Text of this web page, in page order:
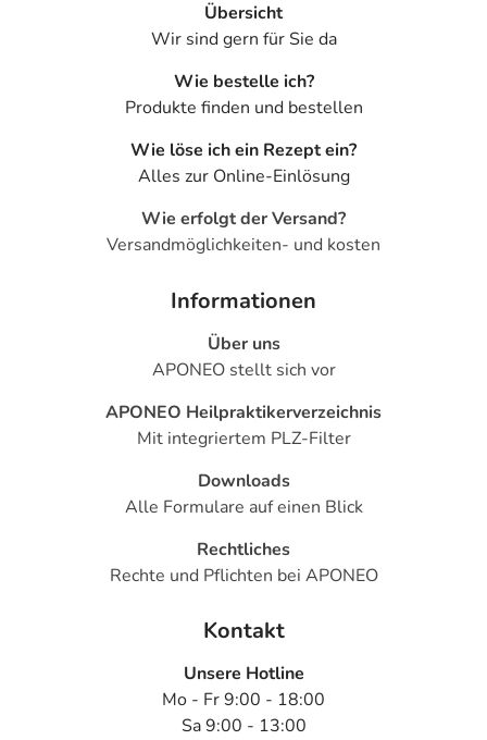
Übersicht
Wir sind gern für Sie da
Wie bestelle ich?
Produkte finden und bestellen
Wie löse ich ein Rezept ein?
Alles zur Online-Einlösung
Wie erfolgt der Versand?
Versandmöglichkeiten- und kosten
Informationen
Über uns
APONEO stellt sich vor
APONEO Heilpraktikerverzeichnis
Mit integriertem PLZ-Filter
Downloads
Alle Formulare auf einen Blick
Rechtliches
Rechte und Pflichten bei APONEO
Kontakt
Unsere Hotline
Mo - Fr 9:00 - 18:00
Sa 9:00 - 13:00